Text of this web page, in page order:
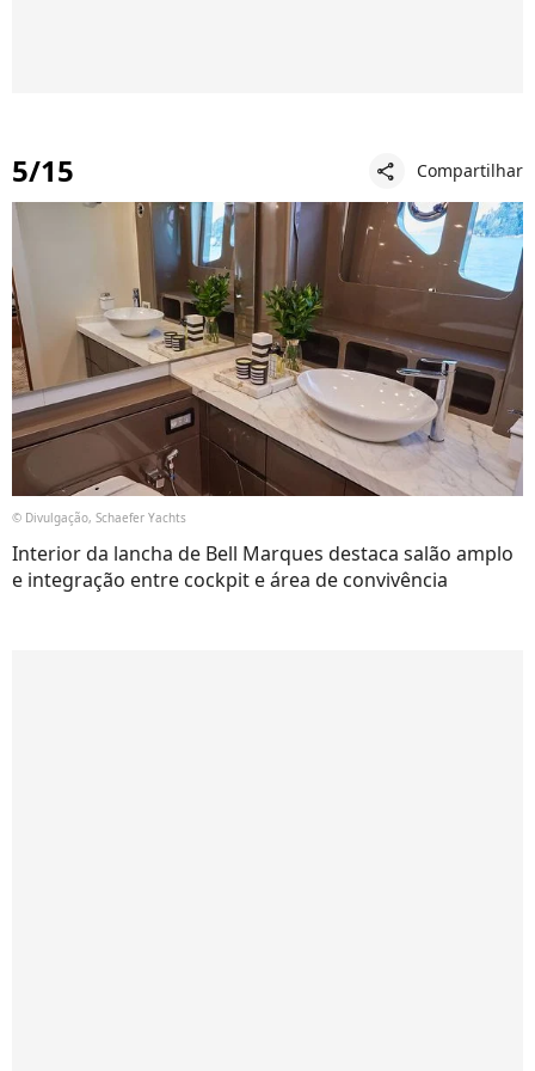
5/15 share Compartilhar
© Divulgação, Schaefer Yachts
Interior da lancha de Bell Marques destaca salão amplo
e integração entre cockpit e área de convivência